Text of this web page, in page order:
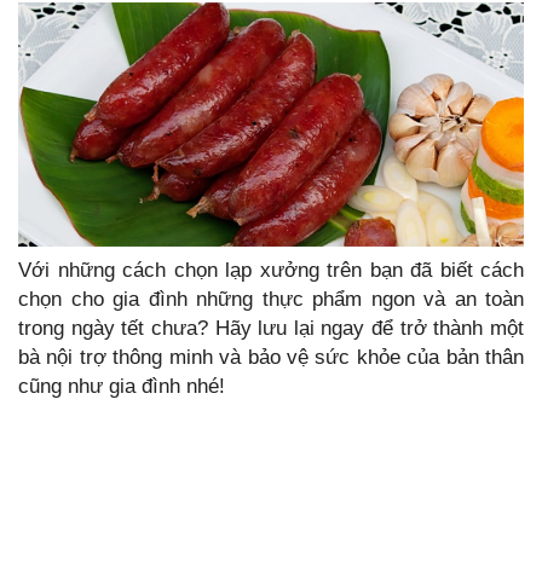
Với những cách chọn lạp xưởng trên bạn đã biết cách
chọn cho gia đình những thực phẩm ngon và an toàn
trong ngày tết chưa? Hãy lưu lại ngay để trở thành một
bà nội trợ thông minh và bảo vệ sức khỏe của bản thân
cũng như gia đình nhé!